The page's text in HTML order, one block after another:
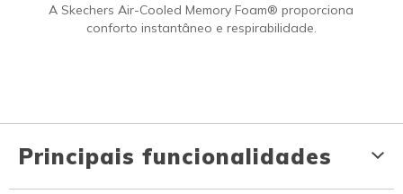
A Skechers Air-Cooled Memory Foam® proporciona
conforto instantâneo e respirabilidade.
Principais funcionalidades